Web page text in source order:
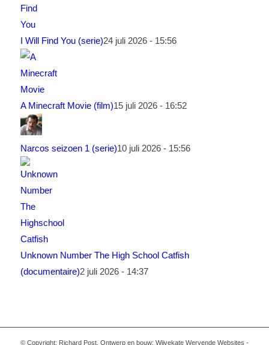
I Will Find You (serie)24 juli 2026 - 15:56
A Minecraft Movie (film)15 juli 2026 - 16:52
Narcos seizoen 1 (serie)10 juli 2026 - 15:56
Unknown Number The High School Catfish
(documentaire)2 juli 2026 - 14:37
© Copyright: Richard Post. Ontwerp en bouw: Wijvekate Wervende Websites -